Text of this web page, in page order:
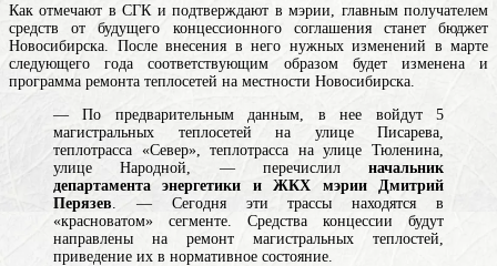
Как отмечают в СГК и подтверждают в мэрии, главным получателем
средств от будущего концессионного соглашения станет бюджет
Новосибирска. После внесения в него нужных изменений в марте
следующего года соответствующим образом будет изменена и
программа ремонта теплосетей на местности Новосибирска.
— По предварительным данным, в нее войдут 5
магистральных теплосетей на улице Писарева,
теплотрасса «Север», теплотрасса на улице Тюленина,
улице Народной, — перечислил начальник
департамента энергетики и ЖКХ мэрии Дмитрий
Перязев . — Сегодня эти трассы находятся в
«красноватом» сегменте. Средства концессии будут
направлены на ремонт магистральных теплостей,
приведение их в нормативное состояние.